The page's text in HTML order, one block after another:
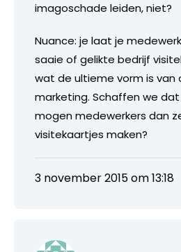
imagoschade leiden, niet?
Nuance: je laat je
saaie of gelikte bedrijf
wat de ultieme vorm is van
marketing. Schaffen we
mogen medewerkers dan
visitekaartjes maken?
3 november 2015 om 13:18